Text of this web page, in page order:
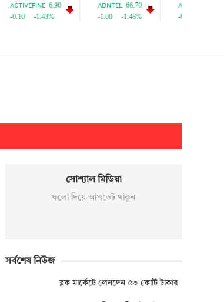
সোশ্যাল মিডিয়া
ফলো দিয়ে আপডেট থাকুন
সর্বশেষ নিউজ
ব্লক মার্কেটে লেনদেন ৫৩ কোটি টাকার